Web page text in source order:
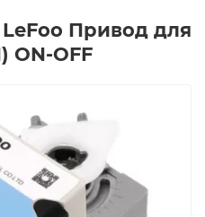
Привод для
ON-OFF